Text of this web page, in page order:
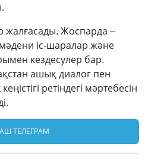
жалғасады. Жоспарда –
мәдени іс-шаралар және
кездесулер бар.
ашық диалог пен
ретіндегі мәртебесін
ТЕЛЕГРАМ